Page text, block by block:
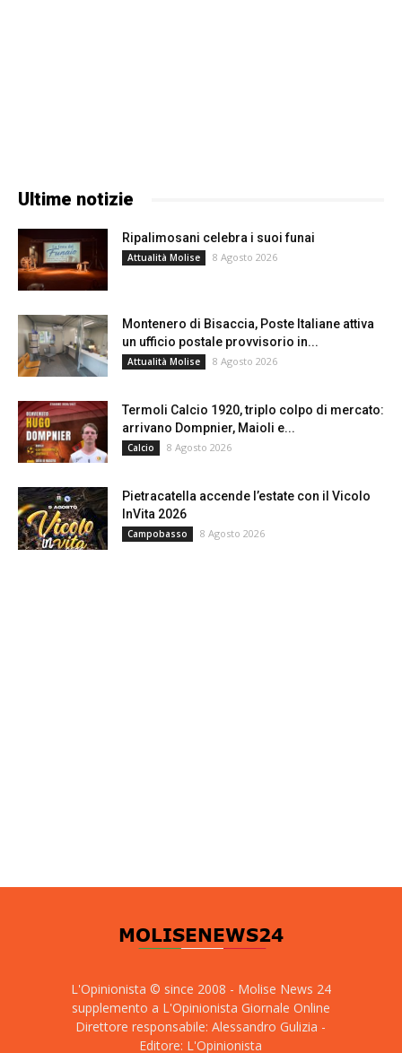
Ultime notizie
Ripalimosani celebra i suoi funai
Attualità Molise 8 Agosto 2026
Montenero di Bisaccia, Poste Italiane attiva
un ufficio postale provvisorio in...
Attualità Molise 8 Agosto 2026
Termoli Calcio 1920, triplo colpo di mercato:
arrivano Dompnier, Maioli e...
Calcio 8 Agosto 2026
Pietracatella accende l’estate con il Vicolo
InVita 2026
Campobasso 8 Agosto 2026
L'Opinionista © since 2008 - Molise News 24
supplemento a L'Opinionista Giornale Online
Direttore responsabile: Alessandro Gulizia -
Editore: L'Opinionista